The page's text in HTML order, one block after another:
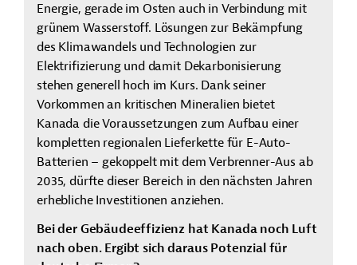
Energie, gerade im Osten auch in Verbindung mit
grünem Wasserstoff. Lösungen zur Bekämpfung
des Klimawandels und Technologien zur
Elektrifizierung und damit Dekarbonisierung
stehen generell hoch im Kurs. Dank seiner
Vorkommen an kritischen Mineralien bietet
Kanada die Voraussetzungen zum Aufbau einer
kompletten regionalen Lieferkette für E-Auto-
Batterien – gekoppelt mit dem Verbrenner-Aus ab
2035, dürfte dieser Bereich in den nächsten Jahren
erhebliche Investitionen anziehen.
Bei der Gebäudeeffizienz hat Kanada noch Luft
nach oben. Ergibt sich daraus Potenzial für